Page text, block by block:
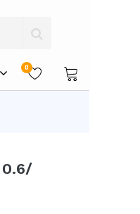
0
0.6/